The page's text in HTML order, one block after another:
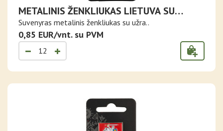
METALINIS ŽENKLIUKAS LIETUVA SU
LIETUVOS VĖLIAVA
Suvenyras metalinis ženkliukas su užra..
0,85 EUR/vnt. su PVM